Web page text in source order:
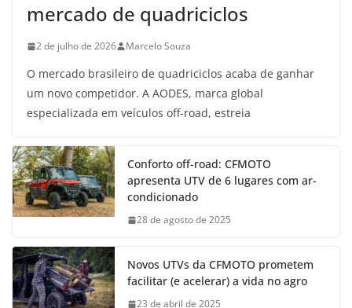
mercado de quadriciclos
2 de julho de 2026 Marcelo Souza
O mercado brasileiro de quadriciclos acaba de ganhar
um novo competidor. A AODES, marca global
especializada em veículos off-road, estreia
Conforto off-road: CFMOTO
apresenta UTV de 6 lugares com ar-
condicionado
28 de agosto de 2025
Novos UTVs da CFMOTO prometem
facilitar (e acelerar) a vida no agro
23 de abril de 2025